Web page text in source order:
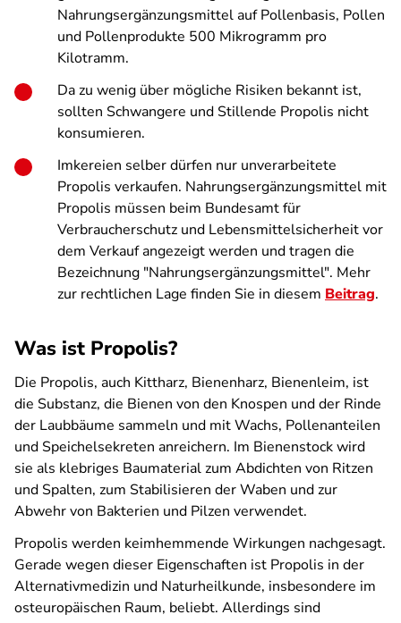
Nahrungsergänzungsmittel auf Pollenbasis, Pollen
und Pollenprodukte 500 Mikrogramm pro
Kilotramm.
Da zu wenig über mögliche Risiken bekannt ist,
sollten Schwangere und Stillende Propolis nicht
konsumieren.
Imkereien selber dürfen nur unverarbeitete
Propolis verkaufen. Nahrungsergänzungsmittel mit
Propolis müssen beim Bundesamt für
Verbraucherschutz und Lebensmittelsicherheit vor
dem Verkauf angezeigt werden und tragen die
Bezeichnung "Nahrungsergänzungsmittel". Mehr
zur rechtlichen Lage finden Sie in diesem Beitrag.
Was ist Propolis?
Die Propolis, auch Kittharz, Bienenharz, Bienenleim, ist
die Substanz, die Bienen von den Knospen und der Rinde
der Laubbäume sammeln und mit Wachs, Pollenanteilen
und Speichelsekreten anreichern. Im Bienenstock wird
sie als klebriges Baumaterial zum Abdichten von Ritzen
und Spalten, zum Stabilisieren der Waben und zur
Abwehr von Bakterien und Pilzen verwendet.
Propolis werden keimhemmende Wirkungen nachgesagt.
Gerade wegen dieser Eigenschaften ist Propolis in der
Alternativmedizin und Naturheilkunde, insbesondere im
osteuropäischen Raum, beliebt. Allerdings sind